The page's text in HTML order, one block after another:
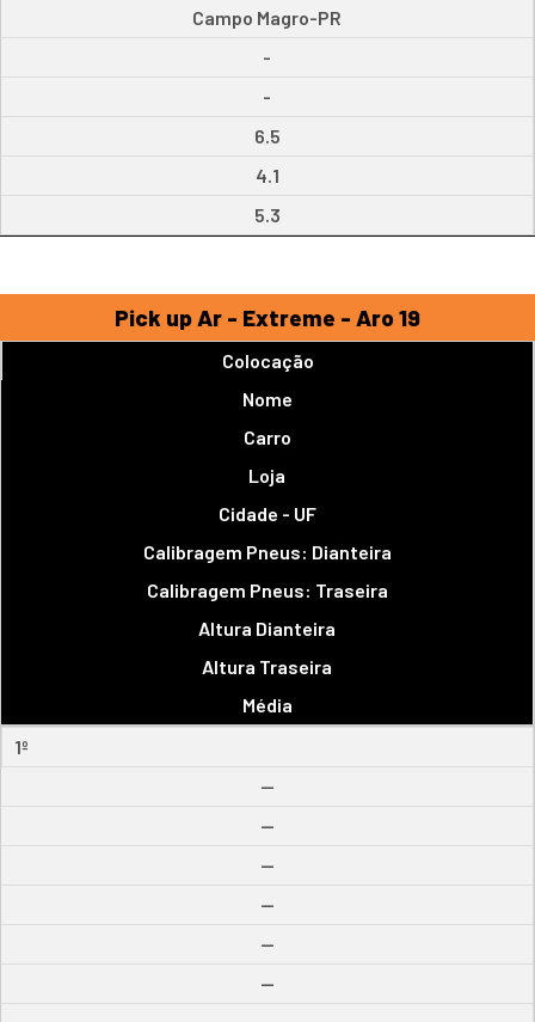
Campo Magro-PR
-
-
6.5
4.1
5.3
Pick up Ar - Extreme - Aro 19
Colocação
Nome
Carro
Loja
Cidade - UF
Calibragem Pneus: Dianteira
Calibragem Pneus: Traseira
Altura Dianteira
Altura Traseira
Média
1º
--
--
--
--
--
--